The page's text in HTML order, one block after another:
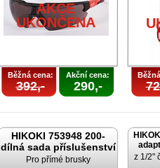
AKCE
UKONČENA
Běžná cena:
392,-
Akční cena:
290,-
HIKOKI 753948 200-
dílná sada příslušenství
Pro přímé brusky
z 1/2"